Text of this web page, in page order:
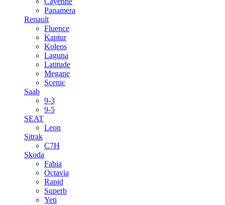
Panamera
Renault
Fluence
Kaptur
Koleos
Laguna
Latitude
Megane
Scenic
Saab
9-3
9-5
SEAT
Leon
Sitrak
C7H
Skoda
Fabia
Octavia
Rapid
Superb
Yeti